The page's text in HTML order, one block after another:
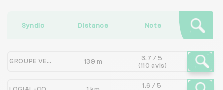
Syndic Distance Note
GROUPE VENDOME 139 m
3.7 / 5
(110 avis)
1.6 / 5